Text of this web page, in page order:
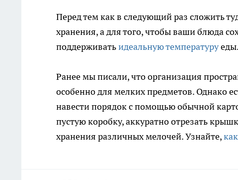
Перед тем как в следующий раз сложить
хранения, а для того, чтобы ваши блюда
поддерживатьидеальную температуруеды.
Ранее мы писали, что организация
особенно для мелких предметов. Однако
навести порядок с помощью обычной
пустую коробку, аккуратно отрезать
хранения различных мелочей. Узнайте,